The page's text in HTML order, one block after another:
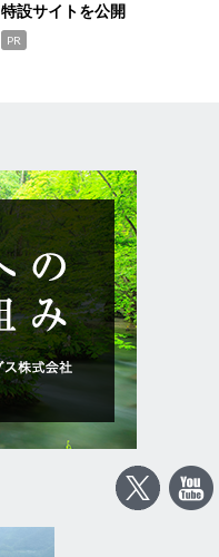
特設サイトを公開
PR